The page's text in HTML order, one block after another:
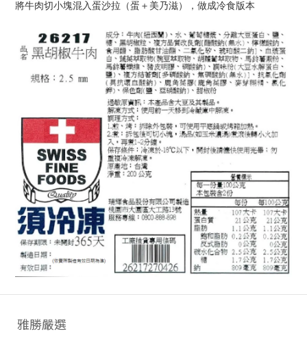
將牛肉切小塊混入蛋沙拉（蛋＋美乃滋），做成冷食版本
雅勝嚴選